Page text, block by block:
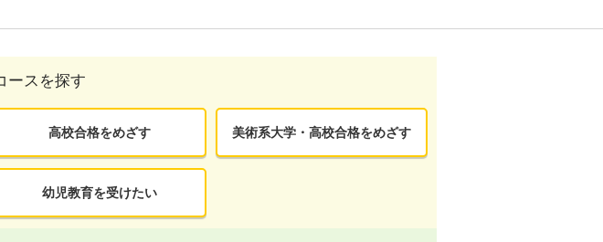
ースを探す
高校合格をめざす 美術系大学・高校合格をめざす
幼児教育を受けたい